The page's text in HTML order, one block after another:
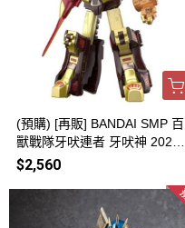
(預購) [再販] BANDAI SMP 百
獸戰隊牙吠連者 牙吠神 20261
004
$2,560